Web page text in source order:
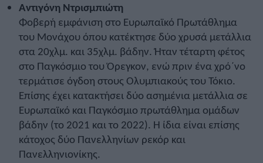
Αντιγόνη Ντρισμπιώτη
Φοβερή εμφάνιση στο Ευρωπαϊκό Πρωτάθλημα
του Μονάχου όπου κατέκτησε δύο χρυσά μετάλλια
στα 20χλμ. και 35χλμ. βάδην. Ήταν τέταρτη φέτος
στο Παγκόσμιο του Όρεγκον, ενώ πριν ένα χρό΄νο
τερμάτισε όγδοη στους Ολυμπιακούς του Τόκιο.
Επίσης έχει κατακτήσει δύο ασημένια μετάλλια σε
Ευρωπαϊκό και Παγκόσμιο πρωτάθλημα ομάδων
βάδην (το 2021 και το 2022). Η ίδια είναι επίσης
κάτοχος δύο Πανελληνίων ρεκόρ και
Πανελληνιονίκης.